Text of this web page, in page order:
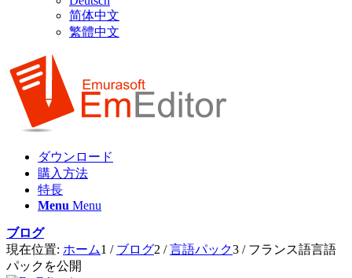
简体中文
繁體中文
ダウンロード
購入方法
特長
Menu Menu
ブログ
現在位置: ホーム1 / ブログ2 / 言語パック3 / フランス語言語
パックを公開